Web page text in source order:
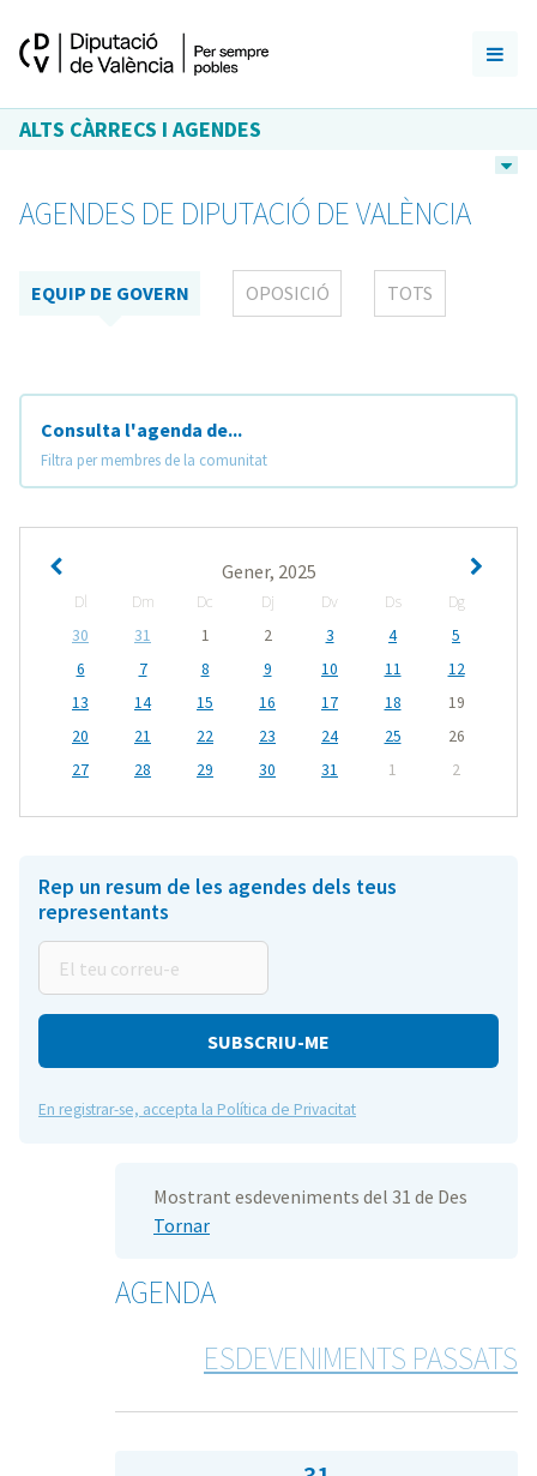
ALTS CÀRRECS I AGENDES
AGENDES DE DIPUTACIÓ DE VALÈNCIA
EQUIP DE GOVERN OPOSICIÓ TOTS
Consulta l'agenda de...
Filtra per membres de la comunitat
Gener, 2025
Dl Dm Dc Dj Dv Ds
Dg
30
31 1 2 3 4
5
6
7 8 9 10 11
12
13
14 15 16 17 18
19
20
21 22 23 24 25
26
27
28 29 30 31 1 2
Rep un resum de les agendes dels teus
representants
teu
correu-
En registrar-se, accepta la Política de Privacitat
Mostrant esdeveniments del 31 de Des
Tornar
AGENDA
ESDEVENIMENTS PASSATS